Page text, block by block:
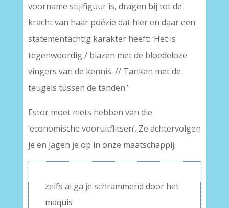
voorname stijlfiguur is, dragen bij tot de
kracht van haar poëzie dat hier en daar een
statementachtig karakter heeft: ‘Het is
tegenwoordig / blazen met de bloedeloze
vingers van de kennis. // Tanken met de
teugels tussen de tanden.’
Estor moet niets hebben van die
‘economische vooruitflitsen’. Ze achtervolgen
je en jagen je op in onze maatschappij.
zelfs al ga je schrammend door het
maquis